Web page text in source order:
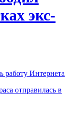
экс-
работу Интернета
отправилась в